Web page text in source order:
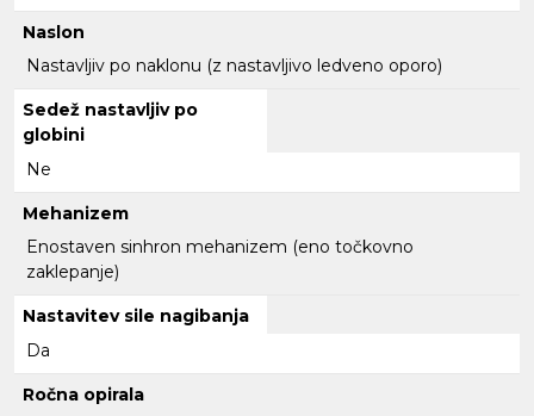
Naslon
Nastavljiv po naklonu (z nastavljivo ledveno oporo)
Sedež nastavljiv po
globini
Ne
Mehanizem
Enostaven sinhron mehanizem (eno točkovno
zaklepanje)
Nastavitev sile nagibanja
Da
Ročna opirala